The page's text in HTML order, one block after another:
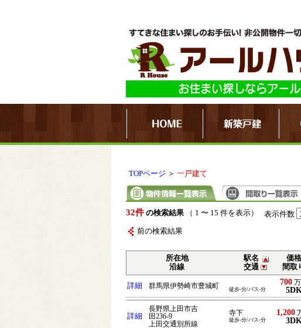
TOPページ ＞ 一戸建て
32件 の検索結果（ 1 〜 15 件を表示） 表示件数
前の検索結果
所在地
沿線
駅名
交通
価格
間取
詳細 群馬県伊勢崎市豊城町 徒歩-分/バス-分
700万
詳細
長野県上田市吉
田236-9
上田交通別所線
寺下
徒歩-分/バス-分
1,200